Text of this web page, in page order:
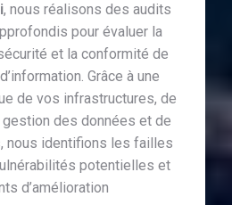
, nous réalisons des audits
pour évaluer la
et la conformité de
Grâce à une
de vos infrastructures, de
des données et de
nous identifions les failles
potentielles et
d’amélioration